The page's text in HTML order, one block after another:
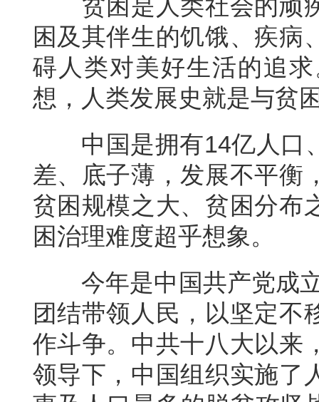
贫困是人类社会的顽
困及其伴生的饥饿、疾病
碍人类对美好生活的追
想，人类发展史就是与贫
中国是拥有14亿人口
差、底子薄，发展不平衡
贫困规模之大、贫困分布
困治理难度超乎想象。
今年是中国共产党成
团结带领人民，以坚定不
作斗争。中共十八大以来
领导下，中国组织实施了